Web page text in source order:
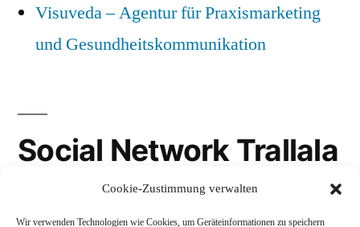
Cookie-Zustimmung verwalten
Wir verwenden Technologien wie Cookies, um Geräteinformationen zu speichern
Visuveda – Agentur für Praxismarketing
und Gesundheitskommunikation
Social Network Trallala